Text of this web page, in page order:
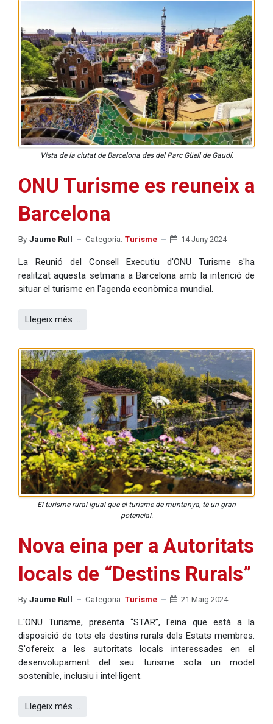
Vista de la ciutat de Barcelona des del Parc Güell de Gaudí.
ONU Turisme es reuneix a
Barcelona
By Jaume Rull Categoria: Turisme 14 Juny 2024
La Reunió del Consell Executiu d'ONU Turisme s'ha
realitzat aquesta setmana a Barcelona amb la intenció de
situar el turisme en l'agenda econòmica mundial.
Llegeix més …
El turisme rural igual que el turisme de muntanya, té un gran
potencial.
Nova eina per a Autoritats
locals de “Destins Rurals”
By Jaume Rull Categoria: Turisme 21 Maig 2024
L'ONU Turisme, presenta “STAR”, l'eina que està a la
disposició de tots els destins rurals dels Estats membres.
S'ofereix a les autoritats locals interessades en el
desenvolupament del seu turisme sota un model
sostenible, inclusiu i intel·ligent.
Llegeix més …